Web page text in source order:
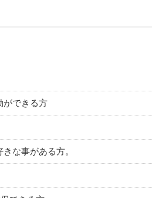
ができる方
な事がある方。